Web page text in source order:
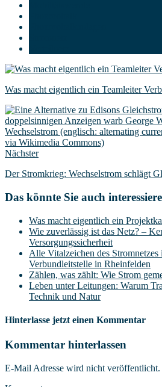
Was macht eigentlich ein Teamleiter
Nächster
Der Stromkrieg: Wechselstrom schlägt
Das könnte Sie auch
Was macht eigentlich ein
Wie zuverlässig ist das Netz? –
Versorgungssicherheit
Alle Vitalzeichen des
Verbundleitstelle in Rheinfelden
Zählen, was zählt: Wie Strom
Leben unter Leitungen: Warum
Technik und Natur
Hinterlasse jetzt einen Kommentar
Kommentar hinterlassen
E-Mail Adresse wird nicht veröffentlicht.